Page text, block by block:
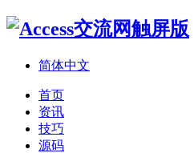
简体中文
首页
资讯
技巧
源码